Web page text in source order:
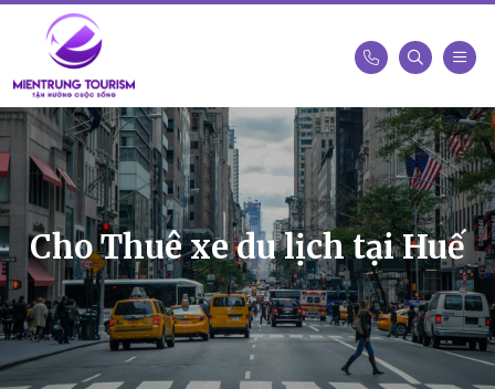
Công
Ty
Du
Kết
Nối
Di
Sản
Miền
Trung
Cho Thuê xe du lịch tại Huế